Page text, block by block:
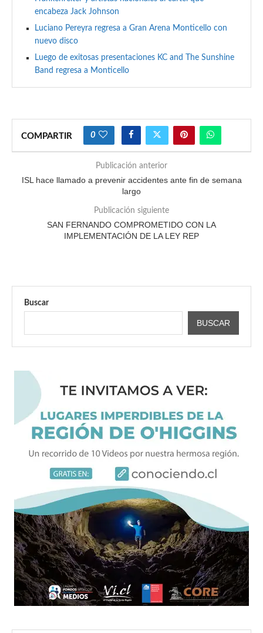
encabeza Jack Johnson
Luciano Pereyra regresa a Gran Arena Monticello con
nuevo disco
Luego de exitosas presentaciones KC and The Sunshine
Band regresa a Monticello
COMPARTIR 0
Publicación anterior
ISL hace llamado a prevenir accidentes ante fin de semana
largo
Publicación siguiente
SAN FERNANDO COMPROMETIDO CON LA
IMPLEMENTACIÓN DE LA LEY REP
Buscar
BUSCAR